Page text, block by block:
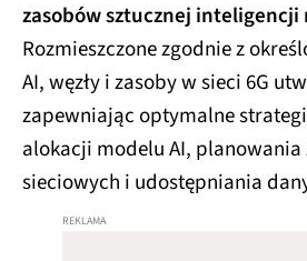
zasobów sztucznej inteligencji
Rozmieszczone zgodnie z
AI, węzły i zasoby w sieci 6G
zapewniając optymalne
alokacji modelu AI, planowania
sieciowych i udostępniania